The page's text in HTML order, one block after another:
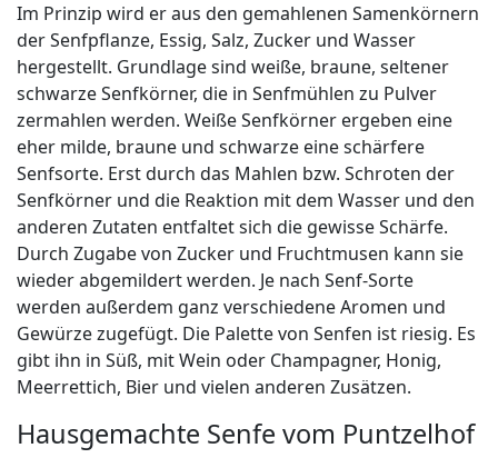
Im Prinzip wird er aus den gemahlenen Samenkörnern
der Senfpflanze, Essig, Salz, Zucker und Wasser
hergestellt. Grundlage sind weiße, braune, seltener
schwarze Senfkörner, die in Senfmühlen zu Pulver
zermahlen werden. Weiße Senfkörner ergeben eine
eher milde, braune und schwarze eine schärfere
Senfsorte. Erst durch das Mahlen bzw. Schroten der
Senfkörner und die Reaktion mit dem Wasser und den
anderen Zutaten entfaltet sich die gewisse Schärfe.
Durch Zugabe von Zucker und Fruchtmusen kann sie
wieder abgemildert werden. Je nach Senf-Sorte
werden außerdem ganz verschiedene Aromen und
Gewürze zugefügt. Die Palette von Senfen ist riesig. Es
gibt ihn in Süß, mit Wein oder Champagner, Honig,
Meerrettich, Bier und vielen anderen Zusätzen.
Hausgemachte Senfe vom Puntzelhof